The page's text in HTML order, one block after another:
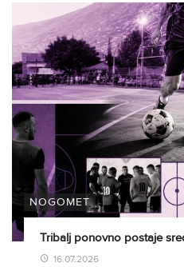
NOGOMET
Tribalj ponovno postaje
16.07.2026